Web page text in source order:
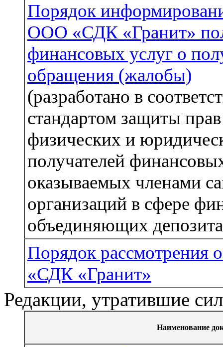
Порядок
ООО «СДК «Гранит»
финансовых услуг о
обращения (жалобы)
(разработано в
стандартом защиты
физических и
получателей
оказываемых членами
организаций в сфере
объединяющих
Порядок
«СДК «Гранит»
Редакции, утратившие
Наименование